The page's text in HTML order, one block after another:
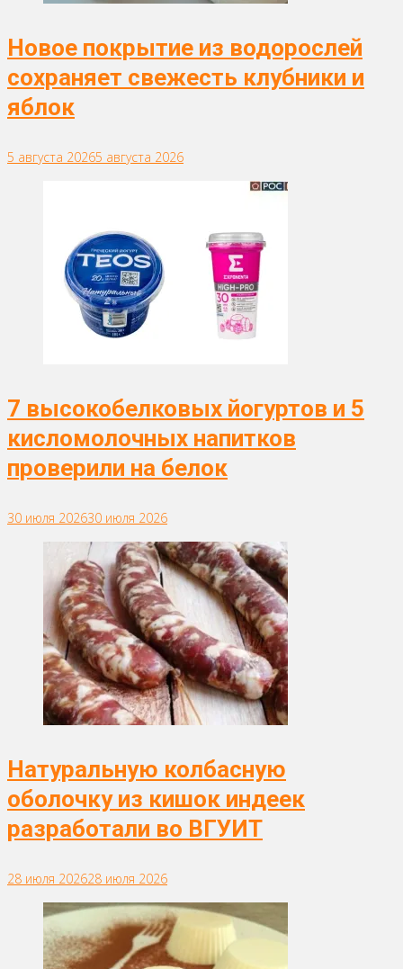
Новое покрытие из водорослей
сохраняет свежесть клубники и
яблок
5 августа 20265 августа 2026
7 высокобелковых йогуртов и 5
кисломолочных напитков
проверили на белок
30 июля 202630 июля 2026
Натуральную колбасную
оболочку из кишок индеек
разработали во ВГУИТ
28 июля 202628 июля 2026